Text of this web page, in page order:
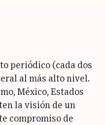
periódico (cada dos
al más alto nivel.
México, Estados
la visión de un
compromiso de